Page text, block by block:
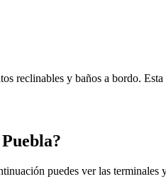
reclinables y baños a bordo.
puedes ver las